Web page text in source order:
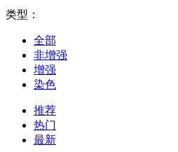
类型：
全部
非增强
增强
染色
推荐
热门
最新